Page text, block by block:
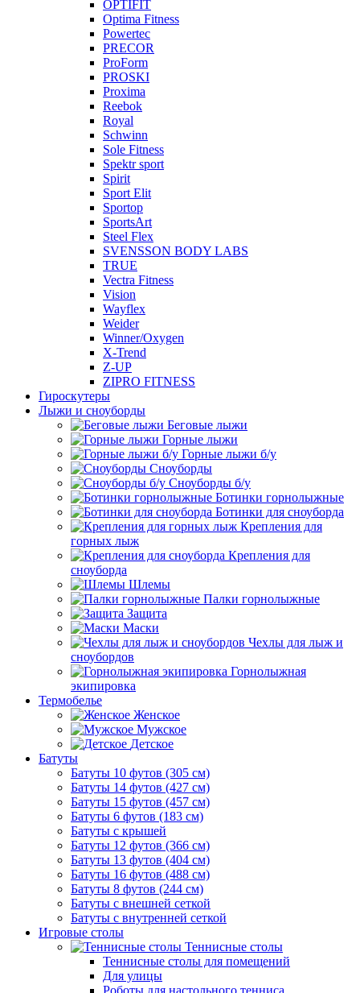
OPTIFIT
Optima Fitness
Powertec
PRECOR
ProForm
PROSKI
Proxima
Reebok
Royal
Schwinn
Sole Fitness
Spektr sport
Spirit
Sport Elit
Sportop
SportsArt
Steel Flex
SVENSSON BODY LABS
TRUE
Vectra Fitness
Vision
Wayflex
Weider
Winner/Oxygen
X-Trend
Z-UP
ZIPRO FITNESS
Гироскутеры
Лыжи и сноуборды
Беговые лыжи
Горные лыжи
Горные лыжи б/у
Сноуборды
Сноуборды б/у
Ботинки горнолыжные
Ботинки для сноуборда
Крепления для
горных лыж
Крепления для
сноуборда
Шлемы
Палки горнолыжные
Защита
Маски
Чехлы для лыж и
сноубордов
Горнолыжная
экипировка
Термобелье
Женское
Мужское
Детское
Батуты
Батуты 10 футов (305 см)
Батуты 14 футов (427 см)
Батуты 15 футов (457 см)
Батуты 6 футов (183 см)
Батуты с крышей
Батуты 12 футов (366 см)
Батуты 13 футов (404 см)
Батуты 16 футов (488 см)
Батуты 8 футов (244 см)
Батуты с внешней сеткой
Батуты с внутренней сеткой
Игровые столы
Теннисные столы
Теннисные столы для помещений
Для улицы
Роботы для настольного тенниса